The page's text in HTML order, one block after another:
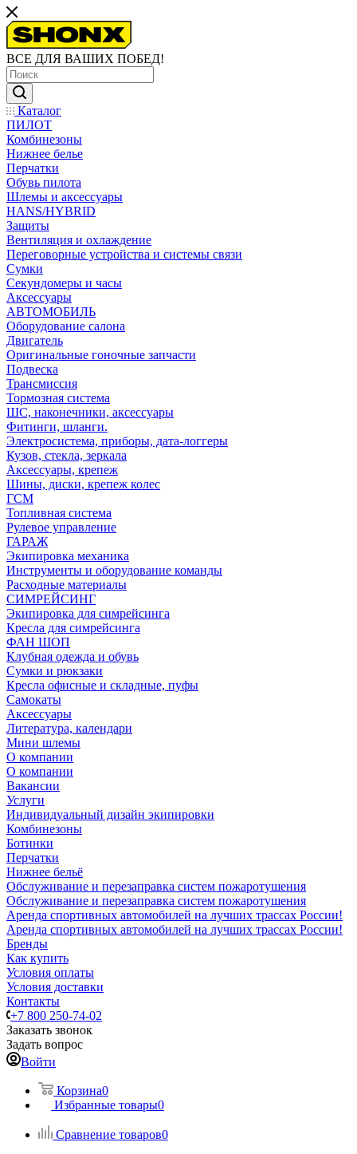
ВСЕ ДЛЯ ВАШИХ ПОБЕД!
Каталог
ПИЛОТ
Комбинезоны
Нижнее белье
Перчатки
Обувь пилота
Шлемы и аксессуары
HANS/HYBRID
Защиты
Вентиляция и охлаждение
Переговорные устройства и системы связи
Сумки
Секундомеры и часы
Аксессуары
АВТОМОБИЛЬ
Оборудование салона
Двигатель
Оригинальные гоночные запчасти
Подвеска
Трансмиссия
Тормозная система
ШС, наконечники, аксессуары
Фитинги, шланги.
Электросистема, приборы, дата-логгеры
Кузов, стекла, зеркала
Аксессуары, крепеж
Шины, диски, крепеж колес
ГСМ
Топливная система
Рулевое управление
ГАРАЖ
Экипировка механика
Инструменты и оборудование команды
Расходные материалы
СИМРЕЙСИНГ
Экипировка для симрейсинга
Кресла для симрейсинга
ФАН ШОП
Клубная одежда и обувь
Сумки и рюкзаки
Кресла офисные и складные, пуфы
Самокаты
Аксессуары
Литература, календари
Мини шлемы
О компании
О компании
Вакансии
Услуги
Индивидуальный дизайн экипировки
Комбинезоны
Ботинки
Перчатки
Нижнее бельё
Обслуживание и перезаправка систем пожаротушения
Обслуживание и перезаправка систем пожаротушения
Аренда спортивных автомобилей на лучших трассах России!
Аренда спортивных автомобилей на лучших трассах России!
Бренды
Как купить
Условия оплаты
Условия доставки
Контакты
+7 800 250-74-02
Заказать звонок
Задать вопрос
Войти
Корзина0
Избранные товары0
Сравнение товаров0